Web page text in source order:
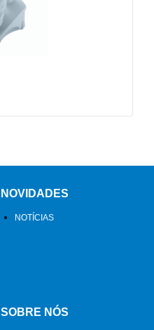
NOVIDADES
NOTÍCIAS
SOBRE NÓS